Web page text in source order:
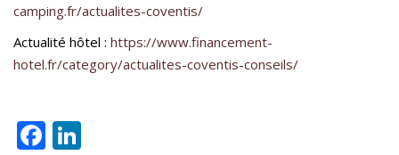
camping.fr/actualites-coventis/
Actualité hôtel : https://www.financement-
hotel.fr/category/actualites-coventis-conseils/
Facebook